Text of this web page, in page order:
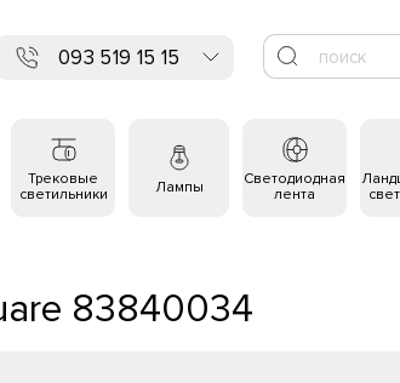
093 519 15 15
Трековые
светильники
Лампы
Светодиодная
лента
83840034